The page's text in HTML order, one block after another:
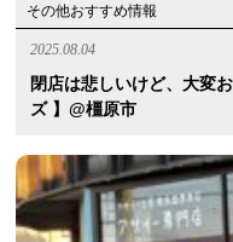
その他おすすめ情報
2025.08.04
閉店は悲しいけど、大変
ズ 】@橿原市